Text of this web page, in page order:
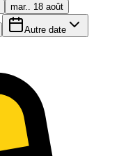
mar.. 18 août
Autre date